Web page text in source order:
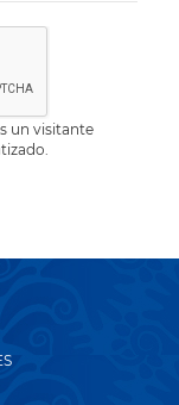
un visitante